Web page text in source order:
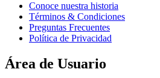
Conoce nuestra historia
Términos & Condiciones
Preguntas Frecuentes
Política de Privacidad
Área de Usuario